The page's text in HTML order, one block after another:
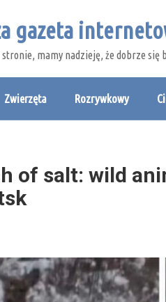
gazeta
mamy nadzieję, że dobrze się
Zwierzęta Rozrywkowy
of salt: wild